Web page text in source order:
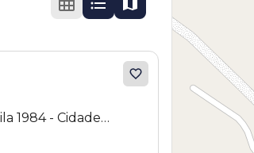
1984 - Cidade